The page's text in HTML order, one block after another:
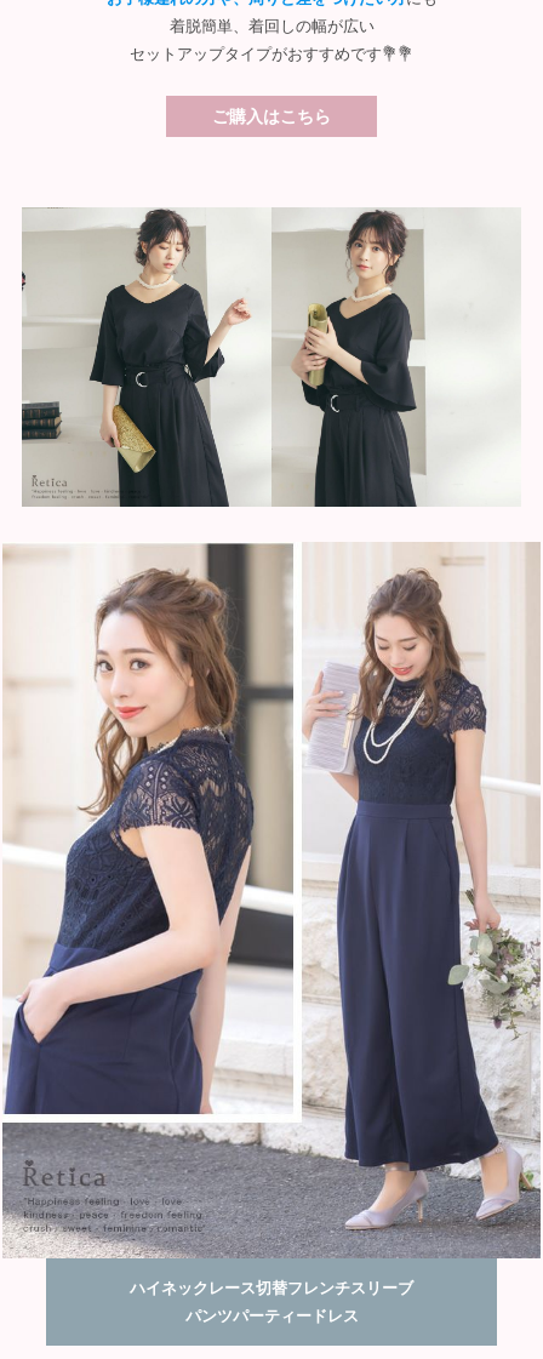
着脱簡単、着回しの幅が広い
セットアップタイプがおすすめです💐💐
ご購入はこちら
ハイネックレース切替フレンチスリーブ
パンツパーティードレス